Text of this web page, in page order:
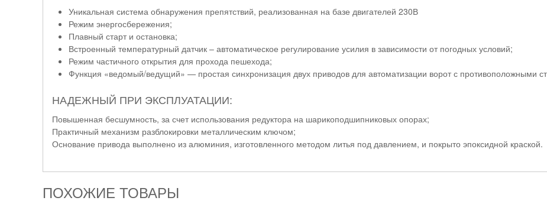
Уникальная система обнаружения препятствий, реализованная на базе двигателей 230В
Режим энергосбережения;
Плавный старт и остановка;
Встроенный температурный датчик – автоматическое регулирование усилия в зависимости от погодных условий;
Режим частичного открытия для прохода пешехода;
Функция «ведомый/ведущий» — простая синхронизация двух приводов для автоматизации ворот с противоположными
НАДЕЖНЫЙ ПРИ ЭКСПЛУАТАЦИИ:
Повышенная бесшумность, за счет использования редуктора на шарикоподшипниковых опорах;
Практичный механизм разблокировки металлическим ключом;
Основание привода выполнено из алюминия, изготовленного методом литья под давлением, и покрыто эпоксидной краской.
ПОХОЖИЕ ТОВАРЫ